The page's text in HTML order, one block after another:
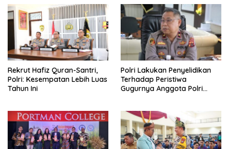
Rekrut Hafiz Quran-Santri,
Polri: Kesempatan Lebih Luas
Tahun Ini
Polri Lakukan Penyelidikan
Terhadap Peristiwa
Gugurnya Anggota Polri